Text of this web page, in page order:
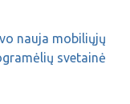
nauja mobiliųjų
svetainė